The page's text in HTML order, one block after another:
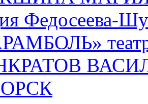
Федосеева-